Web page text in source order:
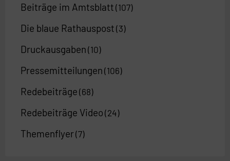
Beiträge im Amtsblatt (107)
Die blaue Rathauspost (3)
Druckausgaben (10)
Pressemitteilungen (106)
Redebeiträge (68)
Redebeiträge Video (24)
Themenflyer(7)